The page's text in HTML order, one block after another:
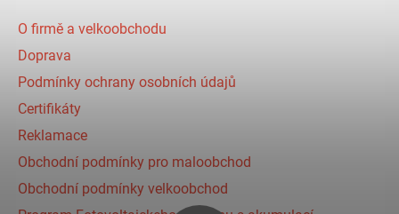
O firmě a velkoobchodu
Doprava
Podmínky ochrany osobních údajů
Certifikáty
Reklamace
Obchodní podmínky pro maloobchod
Obchodní podmínky velkoobchod